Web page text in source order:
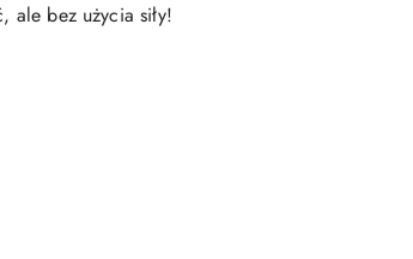
ale bez użycia siły!